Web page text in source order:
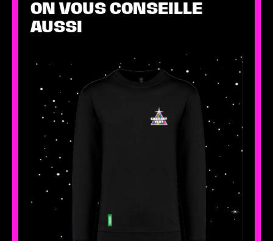
Limitée)
ON VOUS CONSEILLE
AUSSI